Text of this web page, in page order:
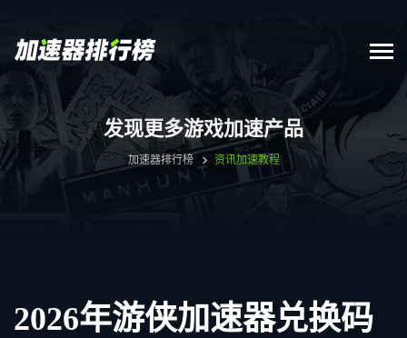
发现更多游戏加速产品
加速器排行榜 资讯加速教程
2026年游侠加速器兑换码